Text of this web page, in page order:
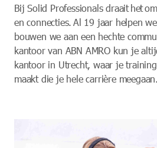
Bij Solid Professionals draait het
en connecties. Al 19 jaar helpen
bouwen we aan een hechte
kantoor van ABN AMRO kun je
kantoor in Utrecht, waar je
maakt die je hele carrière meegaan.